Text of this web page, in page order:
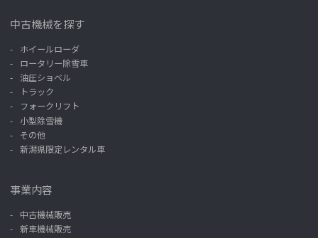
中古機械を探す
ホイールローダ
ロータリー除雪車
油圧ショベル
トラック
フォークリフト
小型除雪機
その他
新潟県限定レンタル車
事業内容
中古機械販売
新車機械販売